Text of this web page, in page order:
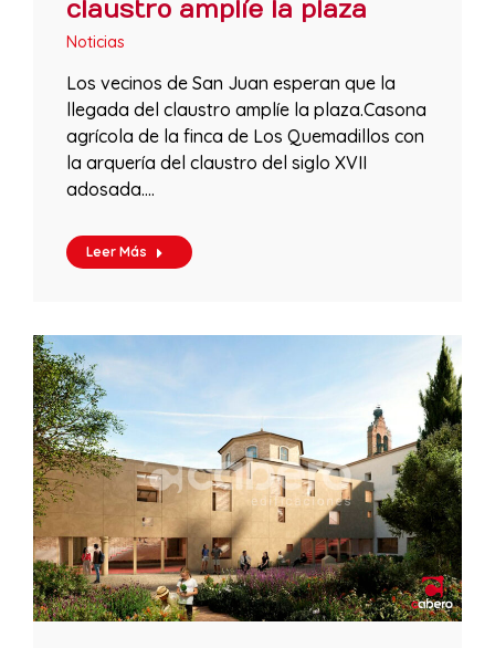
claustro amplíe la plaza
Noticias
Los vecinos de San Juan esperan que la
llegada del claustro amplíe la plaza.Casona
agrícola de la finca de Los Quemadillos con
la arquería del claustro del siglo XVII
adosada.…
Leer Más